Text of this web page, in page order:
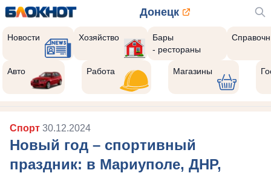
Донецк
Новости Хозяйство
Бары
- рестораны
Авто Работа Магазины
Спорт 30.12.2024
Новый год – спортивный
праздник: в Мариуполе, ДНР,